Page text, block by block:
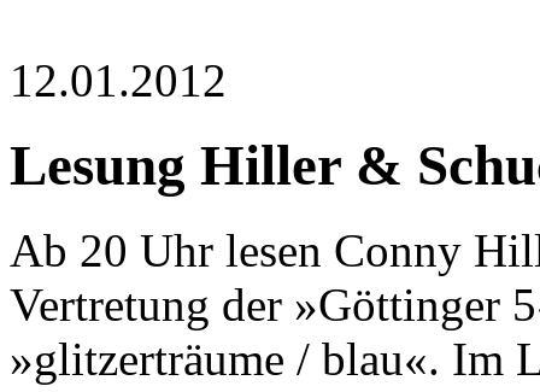
12.01.2012
Lesung Hiller &
Ab 20 Uhr lesen Conny
Vertretung der »Göttinger
»glitzerträume / blau«. Im